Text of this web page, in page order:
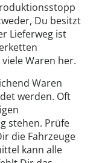
Du besitzt
Lieferweg ist
Waren her.
Waren
werden. Oft
stehen. Prüfe
die Fahrzeuge
kann alle